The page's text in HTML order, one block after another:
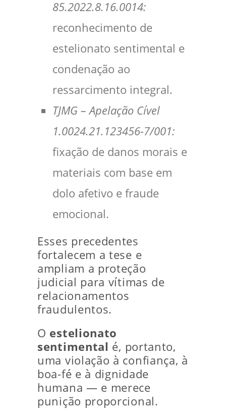
85.2022.8.16.0014:
reconhecimento de
estelionato sentimental e
condenação ao
ressarcimento integral.
TJMG – Apelação Cível
1.0024.21.123456-7/001:
fixação de danos morais e
materiais com base em
dolo afetivo e fraude
emocional.
Esses precedentes
fortalecem a tese e
ampliam a proteção
judicial para vítimas de
relacionamentos
fraudulentos.
O estelionato
sentimental é, portanto,
uma violação à confiança, à
boa-fé e à dignidade
humana — e merece
punição proporcional.